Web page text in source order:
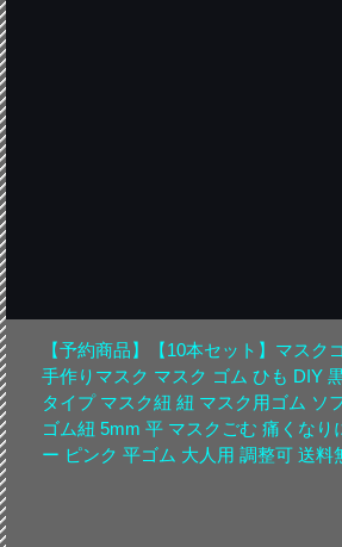
【予約商品】【10本セット】マスク
手作りマスク マスク ゴム ひも DIY
タイプ マスク紐 紐 マスク用ゴム ソ
ゴム紐 5mm 平 マスクごむ 痛くなり
ー ピンク 平ゴム 大人用 調整可 送料